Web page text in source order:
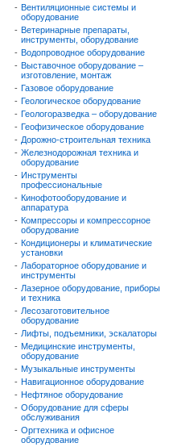
- Вентиляционные системы и
оборудование
- Ветеринарные препараты,
инструменты, оборудование
- Водопроводное оборудование
- Выставочное оборудование –
изготовление, монтаж
- Газовое оборудование
- Геологическое оборудование
- Геологоразведка – оборудование
- Геофизическое оборудование
- Дорожно-строительная техника
- Железнодорожная техника и
оборудование
- Инструменты
профессиональные
- Кинофотооборудование и
аппаратура
- Компрессоры и компрессорное
оборудование
- Кондиционеры и климатические
установки
- Лабораторное оборудование и
инструменты
- Лазерное оборудование, приборы
и техника
- Лесозаготовительное
оборудование
- Лифты, подъемники, эскалаторы
- Медицинские инструменты,
оборудование
- Музыкальные инструменты
- Навигационное оборудование
- Нефтяное оборудование
- Оборудование для сферы
обслуживания
- Оргтехника и офисное
оборудование